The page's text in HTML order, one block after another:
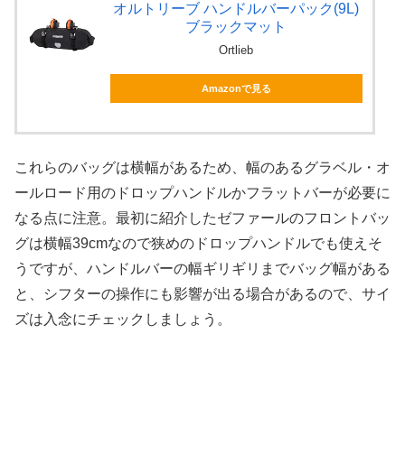
オルトリーブ ハンドルバーパック(9L)
ブラックマット
Ortlieb
Amazonで見る
これらのバッグは横幅があるため、幅のあるグラベル・オ
ールロード用のドロップハンドルかフラットバーが必要に
なる点に注意。最初に紹介したゼファールのフロントバッ
グは横幅39cmなので狭めのドロップハンドルでも使えそ
うですが、ハンドルバーの幅ギリギリまでバッグ幅がある
と、シフターの操作にも影響が出る場合があるので、サイ
ズは入念にチェックしましょう。